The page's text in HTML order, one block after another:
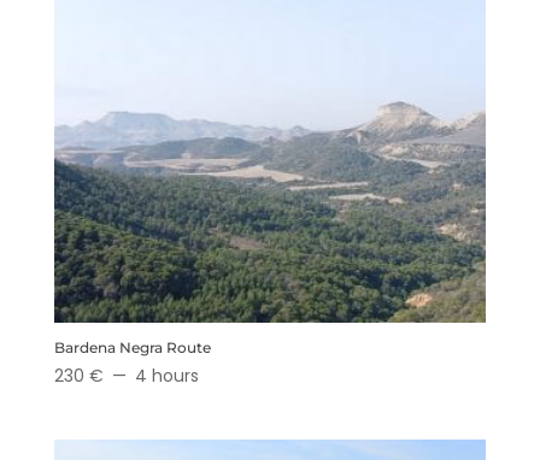
Bardena Negra Route
230 € 4 hours